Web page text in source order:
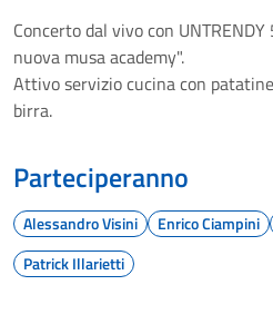
Concerto dal vivo con
nuova musa academy".
Attivo servizio cucina con
birra.
Parteciperanno
Alessandro Visini Enrico Ciampini
Patrick Illarietti